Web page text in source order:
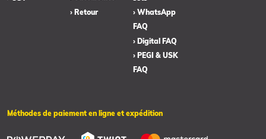
› Retour
› WhatsApp
FAQ
› Digital FAQ
› PEGI & USK
FAQ
Méthodes de paiement en ligne et expédition